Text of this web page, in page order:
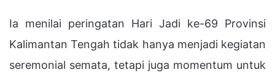
Ia menilai peringatan Hari Jadi ke-69 Provinsi
Kalimantan Tengah tidak hanya menjadi kegiatan
seremonial semata, tetapi juga momentum untuk